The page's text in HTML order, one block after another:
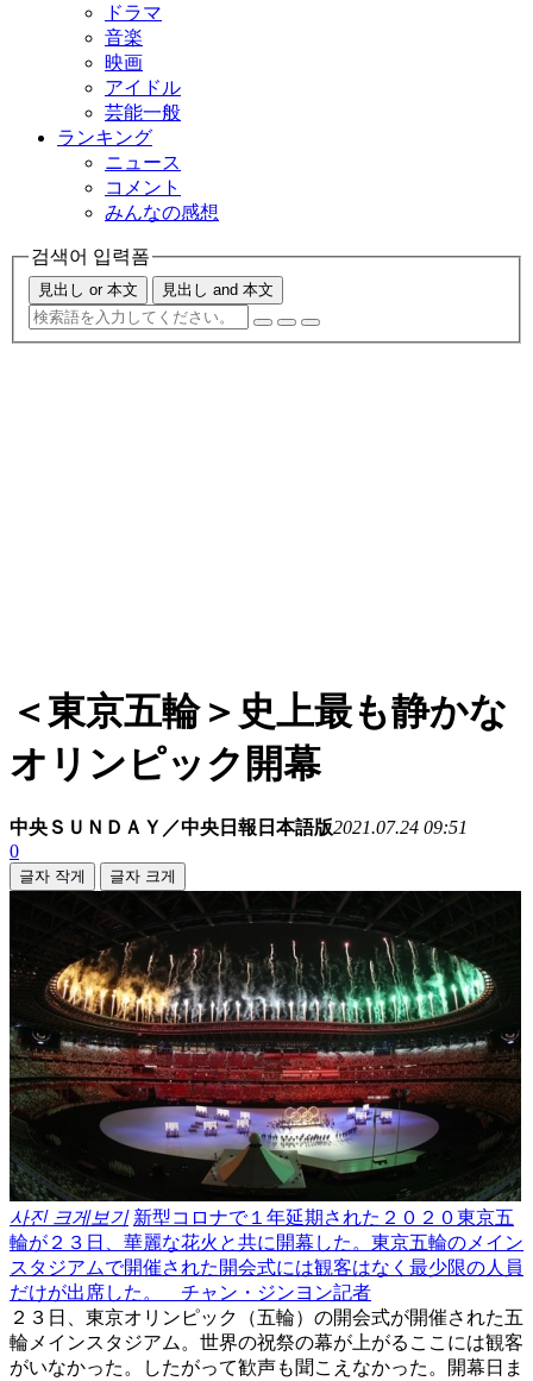
ドラマ
音楽
映画
アイドル
芸能一般
ランキング
ニュース
コメント
みんなの感想
검색어 입력폼
見出し or 本文 見出し and 本文
＜東京五輪＞史上最も静かな
オリンピック開幕
中央ＳＵＮＤＡＹ／中央日報日本語版2021.07.24 09:51
0
글자 작게 글자 크게
사진 크게보기 新型コロナで１年延期された２０２０東京五
輪が２３日、華麗な花火と共に開幕した。東京五輪のメイン
スタジアムで開催された開会式には観客はなく最少限の人員
だけが出席した。 チャン・ジンヨン記者
２３日、東京オリンピック（五輪）の開会式が開催された五
輪メインスタジアム。世界の祝祭の幕が上がるここには観客
がいなかった。したがって歓声も聞こえなかった。開幕日ま